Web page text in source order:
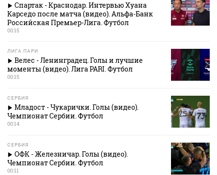
Спартак - Краснодар. Интервью Хуана
Карседо после матча (видео). Альфа-Банк
Российская Премьер-Лига. Футбол
00:15
ЛИГА ПАРИ
Велес - Ленинградец. Голы и лучшие
моменты (видео). Лига PARI. Футбол
00:15
СЕРБИЯ
Младост - Чукарички. Голы (видео).
Чемпионат Сербии. Футбол
00:14
СЕРБИЯ
ОФК - Железничар. Голы (видео).
Чемпионат Сербии. Футбол
00:11